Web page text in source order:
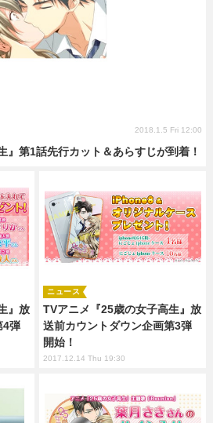
』第1話先行カット＆あらすじが到着！
2018.1.5 Fri 12:00
』放
4弾
TVアニメ『25歳の女子高生』放
送前カウントダウン企画第3弾
開始！
ニュース
2017.12.14 Thu 19:30